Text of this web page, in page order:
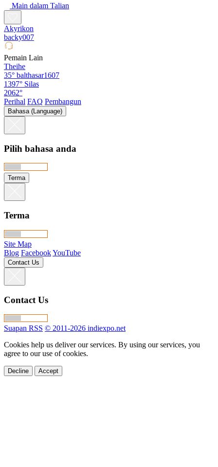
Main dalam Talian
Akyrikon
backy007
Pemain Lain
Theihe
35° balthasar1607
1397° Silas
2062°
Perihal FAQ Pembangun
Bahasa (Language)
Pilih bahasa anda
Terma
Terma
Site Map
Blog FacebookYouTube
Contact Us
Contact Us
Suapan RSS © 2011-2026 indiexpo.net
Cookies help us deliver our services. By using our services, you
agree to our use of cookies.
Decline Accept